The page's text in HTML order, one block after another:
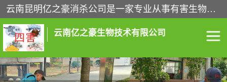
云南昆明亿之豪消杀公司是一家专业从事有害生物防治综合治理的公司，治理服务包括：灭鼠,杀虫,除虫,除蟑螂,白蚁防治,消杀等；安全环保,快速上门,价格透明,完善的售后服务,不影响您的生活工作。
云南亿之豪生物技术有限公司